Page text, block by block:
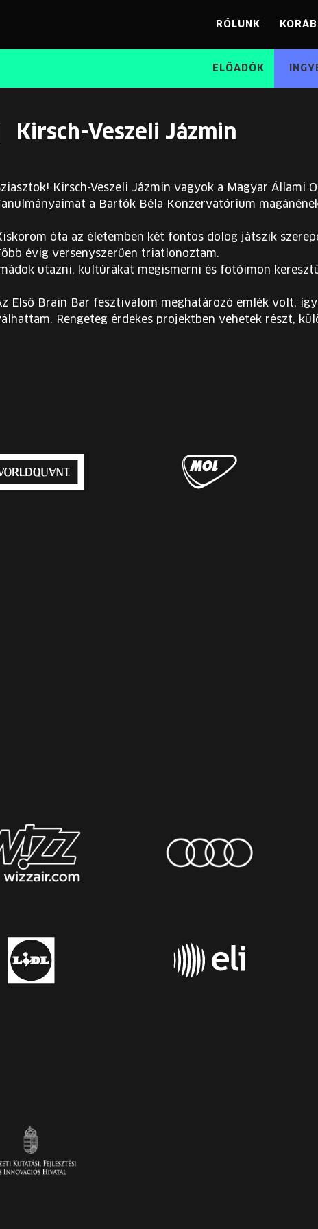
RÓLUNK
ELŐADÓK
Kirsch-Veszeli Jázmin
Kirsch-Veszeli Jázmin vagyok a Magyar Állami
a Bartók Béla Konzervatórium
óta az életemben két fontos dolog játszik
évig versenyszerűen triatlonoztam.
utazni, kultúrákat megismerni és fotóimon
Első Brain Bar fesztiválom meghatározó emlék volt,
Rengeteg érdekes projektben vehetek részt,